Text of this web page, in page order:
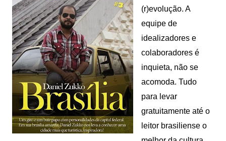
(r)evolução. A
equipe de
idealizadores e
colaboradores é
inquieta, não se
acomoda. Tudo
para levar
gratuitamente até o
leitor brasiliense o